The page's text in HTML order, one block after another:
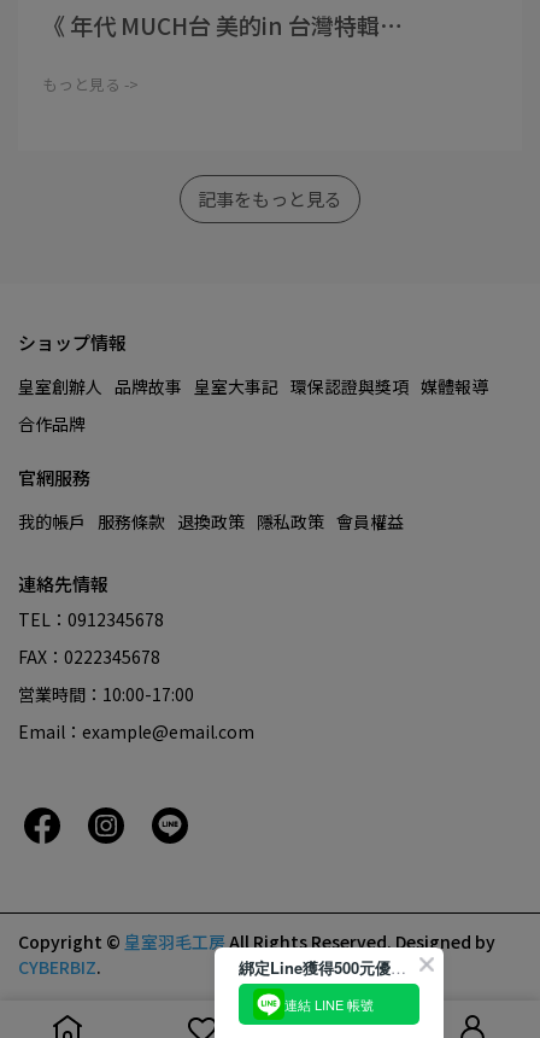
《 年代 MUCH台 美的in 台灣特輯⋯
もっと見る ->
記事をもっと見る
ショップ情報
皇室創辦人 品牌故事 皇室大事記 環保認證與獎項 媒體報導
合作品牌
官網服務
我的帳戶 服務條款 退換政策 隱私政策 會員權益
連絡先情報
TEL：0912345678
FAX：0222345678
営業時間：10:00-17:00
Email：example@email.com
Copyright © 皇室羽毛工房All Rights Reserved.Designed by
CYBERBIZ. 綁定Line獲得500元優惠券
連結 LINE 帳號